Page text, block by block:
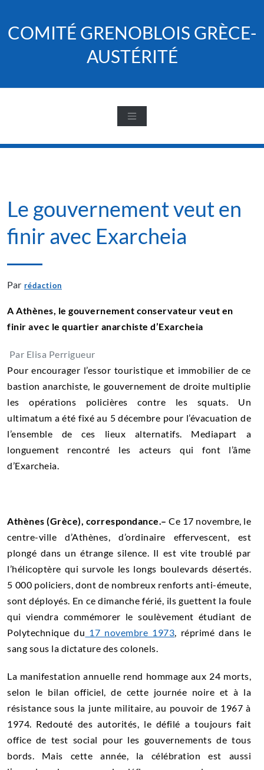
content
COMITÉ GRENOBLOIS GRÈCE-
AUSTÉRITÉ
Le gouvernement veut en
finir avec Exarcheia
Par rédaction
A Athènes, le gouvernement conservateur veut en
finir avec le quartier anarchiste d’Exarcheia
Par Elisa Perrigueur
Pour encourager l’essor touristique et immobilier de ce
bastion anarchiste, le gouvernement de droite multiplie
les opérations policières contre les squats. Un
ultimatum a été fixé au 5 décembre pour l’évacuation de
l’ensemble de ces lieux alternatifs. Mediapart a
longuement rencontré les acteurs qui font l’âme
d’Exarcheia.
Athènes (Grèce), correspondance.– Ce 17 novembre, le
centre-ville d’Athènes, d’ordinaire effervescent, est
plongé dans un étrange silence. Il est vite troublé par
l’hélicoptère qui survole les longs boulevards désertés.
5 000 policiers, dont de nombreux renforts anti-émeute,
sont déployés. En ce dimanche férié, ils guettent la foule
qui viendra commémorer le soulèvement étudiant de
Polytechnique du 17 novembre 1973, réprimé dans le
sang sous la dictature des colonels.
La manifestation annuelle rend hommage aux 24 morts,
selon le bilan officiel, de cette journée noire et à la
résistance sous la junte militaire, au pouvoir de 1967 à
1974. Redouté des autorités, le défilé a toujours fait
office de test social pour les gouvernements de tous
bords. Mais cette année, la célébration est aussi